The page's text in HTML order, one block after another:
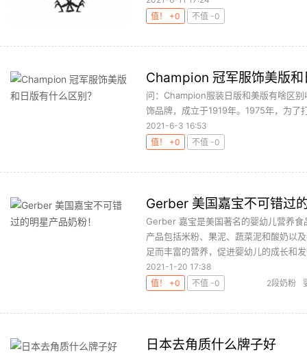
值！ +0
不值 -0
Champion 冠军服饰美版
问：Champion服装日版和美版有啥区
饰品牌，成立于1919年。1975年，为
Champion便有了美国主线和...
2021-6-3 16:53
值！ +0
不值 -0
Gerber 美国嘉宝不可错过
Gerber 嘉宝是美国著名的婴幼儿营养
产品包括米粉、果泥、蔬菜泥和酸奶以
足而丰富的营养，促进婴幼儿的成长和
2021-1-20 17:38
值！ +0
不值 -0 2段奶粉
日本去角质什么牌子好